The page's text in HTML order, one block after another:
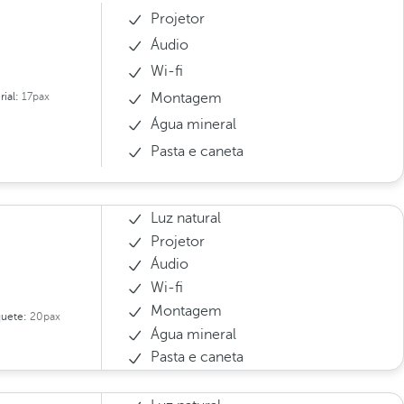
17pax
Projetor
Áudio
Wi-fi
Montagem
Água mineral
Pasta e caneta
20pax
Luz natural
Projetor
Áudio
Wi-fi
Montagem
Água mineral
Pasta e caneta